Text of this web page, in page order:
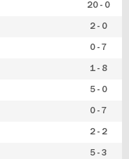
20 - 0
2 - 0
0 - 7
1 - 8
5 - 0
0 - 7
2 - 2
5 - 3